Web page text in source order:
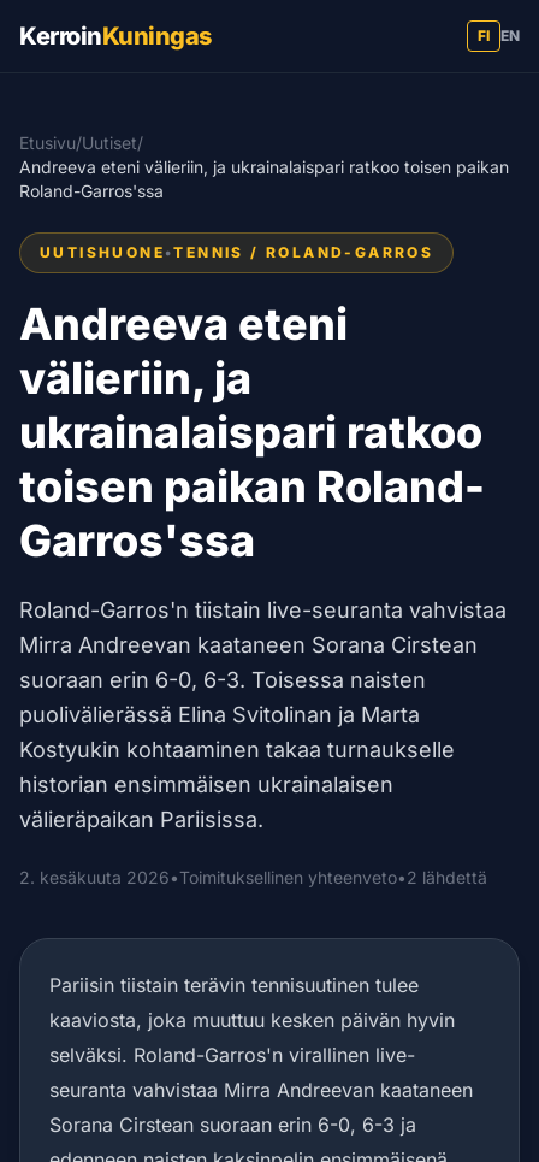
KerroinKuningas FI EN
Etusivu/Uutiset/
Andreeva eteni välieriin, ja ukrainalaispari ratkoo toisen paikan
Roland-Garros'ssa
UUTISHUONE •TENNIS / ROLAND-GARROS
Andreeva eteni
välieriin, ja
ukrainalaispari ratkoo
toisen paikan Roland-
Garros'ssa
Roland-Garros'n tiistain live-seuranta vahvistaa
Mirra Andreevan kaataneen Sorana Cirstean
suoraan erin 6-0, 6-3. Toisessa naisten
puolivälierässä Elina Svitolinan ja Marta
Kostyukin kohtaaminen takaa turnaukselle
historian ensimmäisen ukrainalaisen
välieräpaikan Pariisissa.
2. kesäkuuta 2026•Toimituksellinen yhteenveto•2 lähdettä
Pariisin tiistain terävin tennisuutinen tulee
kaaviosta, joka muuttuu kesken päivän hyvin
selväksi. Roland-Garros'n virallinen live-
seuranta vahvistaa Mirra Andreevan kaataneen
Sorana Cirstean suoraan erin 6-0, 6-3 ja